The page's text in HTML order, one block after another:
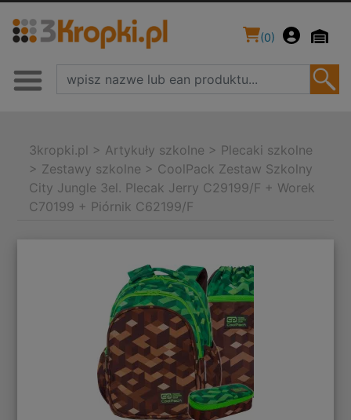
(0)
3kropki.pl > Artykuły szkolne > Plecaki szkolne
> Zestawy szkolne > CoolPack Zestaw Szkolny
City Jungle 3el. Plecak Jerry C29199/F + Worek
C70199 + Piórnik C62199/F